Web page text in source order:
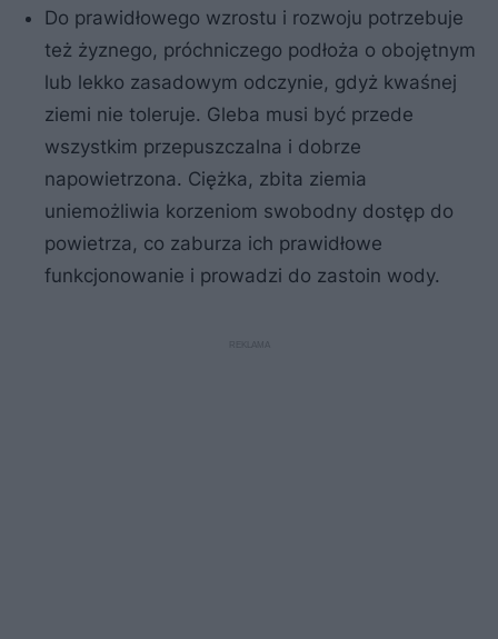
Do prawidłowego wzrostu i rozwoju potrzebuje
też żyznego, próchniczego podłoża o obojętnym
lub lekko zasadowym odczynie, gdyż kwaśnej
ziemi nie toleruje. Gleba musi być przede
wszystkim przepuszczalna i dobrze
napowietrzona. Ciężka, zbita ziemia
uniemożliwia korzeniom swobodny dostęp do
powietrza, co zaburza ich prawidłowe
funkcjonowanie i prowadzi do zastoin wody.